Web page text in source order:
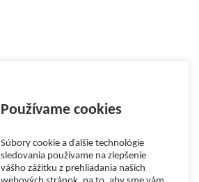
Používame cookies
Súbory cookie a ďalšie technológie
sledovania používame na zlepšenie
vášho zážitku z prehliadania našich